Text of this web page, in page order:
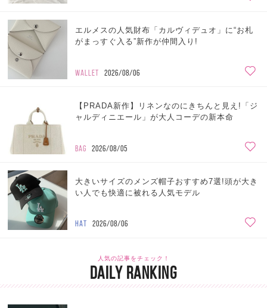
エルメスの人気財布「カルヴィデュオ」に“お札
がまっすぐ入る”新作が仲間入り!
WALLET 2026/08/06
【PRADA新作】リネンなのにきちんと見え!「ジ
ャルディニエール」が大人コーデの新本命
BAG 2026/08/05
大きいサイズのメンズ帽子おすすめ7選!頭が大き
い人でも快適に被れる人気モデル
HAT 2026/08/06
人気の記事をチェック！
DAILY RANKING